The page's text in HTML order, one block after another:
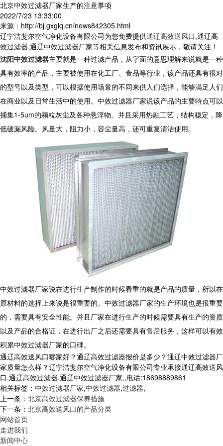
北京中效过滤器厂家生产的注意事项
2022/7/23 13:33:00
来源：http://bj.gxglq.cn/news842305.html
辽宁洁斐尔空气净化设备有限公司为您免费提供通辽高效送风口,通辽高
效过滤器,通辽中效过滤器厂家等相关信息发布和资讯展示，敬请关注！
沈阳中效过滤器主要就是一种过滤产品，从字面的意思理解来说就是一种
具有效率的产品，主要被使用在化工厂、食品等行业，该产品还具有很对
的型号以及类型，可以根据使用场景的不同来供人们选择，能够满足人们
在商业以及日常生活中的使用。中效过滤器厂家说该产品的主要特点可以
捕集1-5um的颗粒灰尘及各种悬浮物。并且采用热融工艺，结构稳定，降
低破漏风险。风量大，阻力小，容尘量高，还可重复清洁使用。
中效过滤器厂家说在进行生产制作的时候看重的就是产品的质量，所以在
原材料的选择上来说是很重要的。中效过滤器厂家的生产环境也是很重要
的，需要具有安全性能。并且厂家在进行生产的时候需要具有生产的资质
以及产品的合格证，在进行出厂之后还需要具有售后服务，这样可以有效
积累中效过滤器厂家的口碑。
通辽高效送风口哪家好？通辽高效过滤器报价是多少？通辽中效过滤器厂
家质量怎么样？辽宁洁斐尔空气净化设备有限公司专业承接通辽高效送风
口,通辽高效过滤器,通辽中效过滤器厂家,,电话:18698889861
相关标签： 中效过滤器厂家,中效过滤器,过滤器,
上一条： 北京高效过滤器保养措施
下一条： 北京高效送风口的产品分类
网站首页
走进我们
新闻中心